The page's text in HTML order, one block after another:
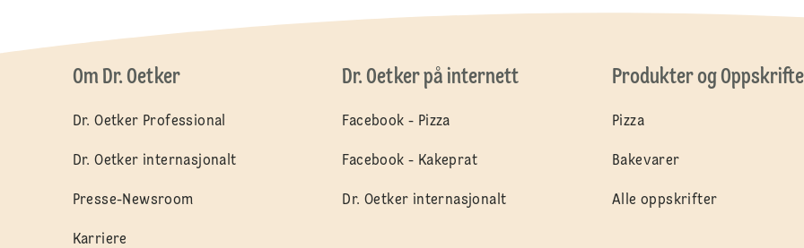
Om Dr. Oetker Dr. Oetker på internett Produkter og
Dr. Oetker Professional
Dr. Oetker internasjonalt
Presse-Newsroom
Karriere
Facebook - Pizza
Facebook - Kakeprat
Dr. Oetker internasjonalt
Pizza
Bakevarer
Alle oppskrifter